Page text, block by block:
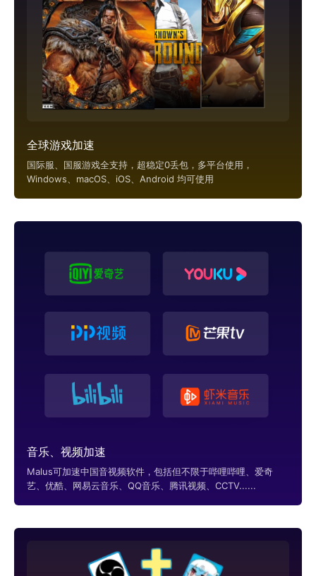
全球游戏加速
国际服、国服游戏全支持，超稳定0丢包，多平台使用，
Windows、macOS、iOS、Android 均可使用
音乐、视频加速
Malus可加速中国音视频软件，包括但不限于哔哩哔哩、爱奇
艺、优酷、网易云音乐、QQ音乐、腾讯视频、CCTV......